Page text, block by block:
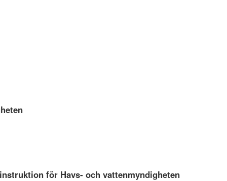
för Havs- och vattenmyndigheten